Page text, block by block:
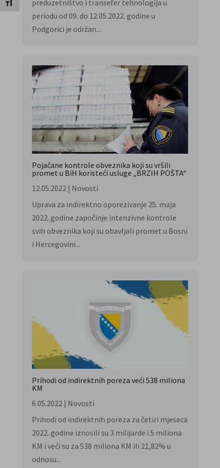
Toggle Font sizepreduzetništvo i transefer tehnologija u
periodu od 09. do 12.05.2022. godine u
Podgorici je održan...
Pojačane kontrole obveznika koji su vršili
promet u BiH koristeći usluge „BRZIH POŠTA“
12.05.2022 | Novosti
Uprava za indirektno oporezivanje 25. maja
2022. godine započinje intenzivne kontrole
svih obveznika koji su obavljali promet u Bosni
i Hercegovini...
Prihodi od indirektnih poreza veći 538 miliona
KM
6.05.2022 | Novosti
Prihodi od indirektnih poreza za četiri mjeseca
2022. godine iznosili su 3 milijarde i 5 miliona
KM i veći su za 538 miliona KM ili 21,82% u
odnosu...